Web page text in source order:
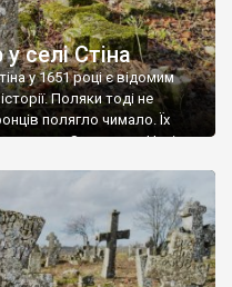
селі Стіна
у 1651 році є відомим
Поляки тоді не
полягло чимало. Їх
Замковим. Нині на
такі, де епітафії стер […]